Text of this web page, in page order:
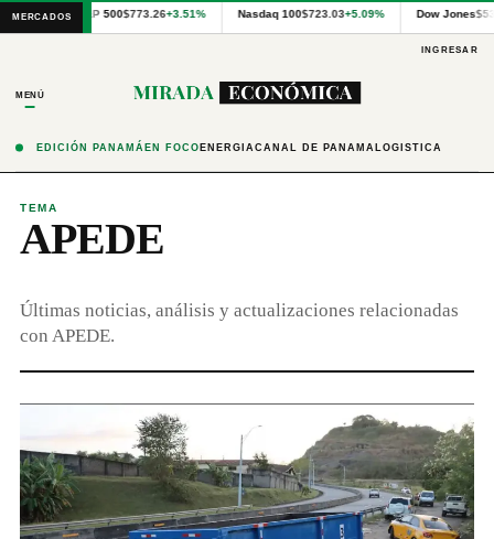
MERCADOS S&P 500$773.26+3.51% Nasdaq 100$723.03+5.09% Dow Jones
Cotizaciones
internacionales
Financial
Modeling
precios
por
Latinex
para
INGRESAR
MENÚ
EDICIÓN PANAMÁ EN FOCO ENERGÍACANAL DE PANAMÁ LOGÍSTICA
TEMA
APEDE
Últimas noticias, análisis y actualizaciones relacionadas
con APEDE.